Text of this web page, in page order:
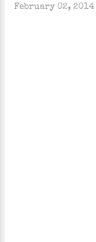
February 02, 2014